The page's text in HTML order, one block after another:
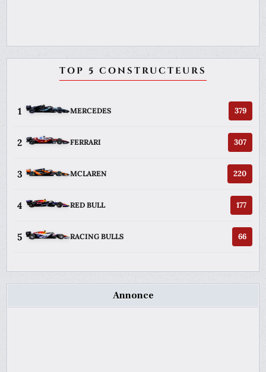
TOP 5 CONSTRUCTEURS
1 MERCEDES 379
2 FERRARI 307
3 MCLAREN 220
4 RED BULL 177
5 RACING BULLS 66
Annonce